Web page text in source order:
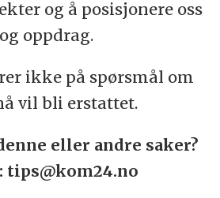
og å posisjonere oss
oppdrag.
ikke på spørsmål om
vil bli erstattet.
eller andre saker?
tips@kom24.no